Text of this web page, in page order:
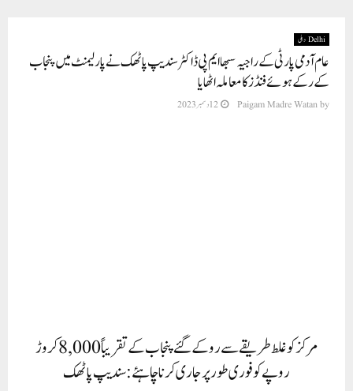
Delhi دہلی
عام آدمی پارٹی کے راجیہ سبھا ایم پی ڈاکٹر سندیپ پاٹھک نے پارلیمنٹ میں پنجاب
کے رکے ہوئے فنڈز کا معاملہ اٹھایا
by
Paigam Madre Watan 12 دسمبر 2023
نے کہا کہ مرکز کی بی جے پی حکومت نے پنجاب کے بہت سے فنڈز روک دیے ہیں۔ یہ
پیسہ پنجاب کے عوام کا حق ہے، اسے فوری جاری کیا جائے۔ ڈاکٹر سندیپ پاٹھک نے کہا